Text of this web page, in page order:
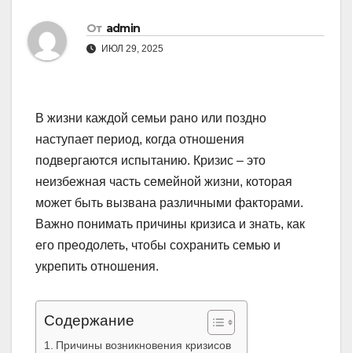
От admin
ИЮЛ 29, 2025
В жизни каждой семьи рано или поздно
наступает период, когда отношения
подвергаются испытанию. Кризис – это
неизбежная часть семейной жизни, которая
может быть вызвана различными факторами.
Важно понимать причины кризиса и знать, как
его преодолеть, чтобы сохранить семью и
укрепить отношения.
Содержание
Причины возникновения кризисов